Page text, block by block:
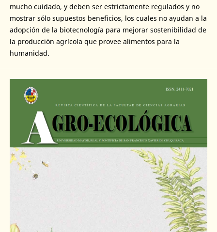
mucho cuidado, y deben ser estrictamente regulados y no
mostrar sólo supuestos beneficios, los cuales no ayudan a la
adopción de la biotecnología para mejorar sostenibilidad de
la producción agrícola que provee alimentos para la
humanidad.